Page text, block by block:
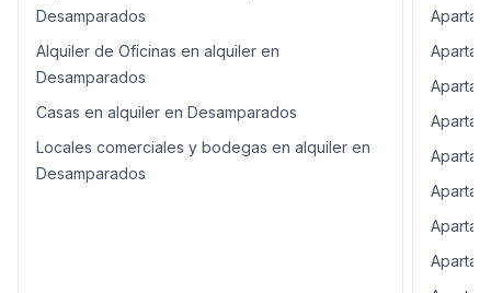
Desamparados
Alquiler de Oficinas en alquiler en
Desamparados
Casas en alquiler en Desamparados
Locales comerciales y bodegas en alquiler en
Desamparados